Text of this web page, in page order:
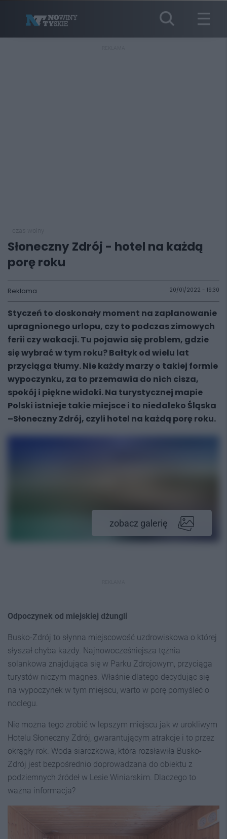
Słoneczny Zdrój - hotel na każdą
porę roku
Reklama 20/01/2022 - 19:30
Styczeń to doskonały moment na zaplanowanie
upragnionego urlopu, czy to podczas zimowych
ferii czy wakacji. Tu pojawia się problem, gdzie
się wybrać w tym roku? Bałtyk od wielu lat
przyciąga tłumy. Nie każdy marzy o takiej formie
wypoczynku, za to przemawia do nich cisza,
spokój i piękne widoki. Na turystycznej mapie
Polski istnieje takie miejsce i to niedaleko Śląska
–Słoneczny Zdrój, czyli hotel na każdą porę roku.
zobacz galerię
Odpoczynek od miejskiej dżungli
Busko-Zdrój to słynna miejscowość uzdrowiskowa o której
słyszał chyba każdy. Najnowocześniejsza tężnia
solankowa znajdująca się w Parku Zdrojowym, przyciąga
turystów niczym magnes. Właśnie dlatego decydując się
na wypoczynek w tym miejscu, warto w porę pomyśleć o
noclegu.
Nie można tego zrobić w lepszym miejscu jak w urokliwym
Hotelu Słoneczny Zdrój, gwarantującym atrakcje i to przez
okrągły rok. Woda siarczkowa, która rozsławiła Busko-
Zdrój jest bezpośrednio doprowadzana do obiektu z
podziemnych źródeł w Lesie Winiarskim. Dlaczego to
ważna informacja?